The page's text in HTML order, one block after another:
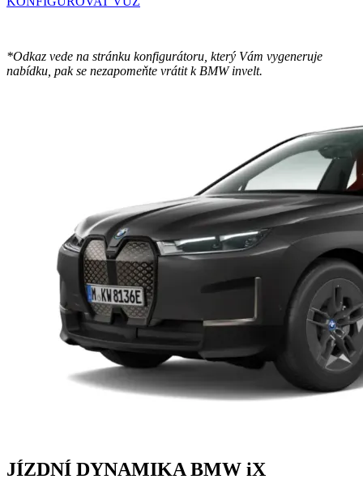
*Odkaz vede na stránku konfigurátoru, který Vám vygeneruje
nabídku, pak se nezapomeňte vrátit k BMW invelt.
JÍZDNÍ DYNAMIKA BMW iX